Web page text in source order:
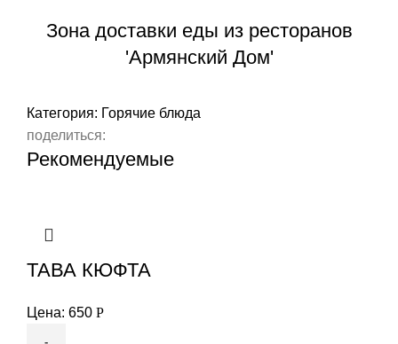
Зона доставки еды из ресторанов
'Армянский Дом'
Категория: Горячие блюда
поделиться:
Рекомендуемые
ТАВА КЮФТА
Цена: 650 Р